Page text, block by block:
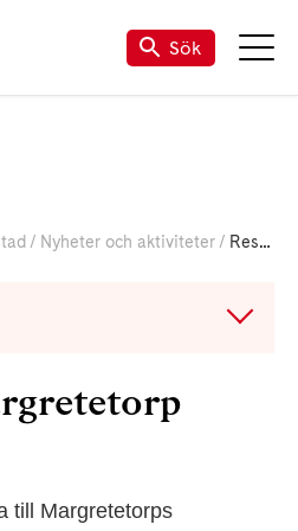
Sök
Nyheter och aktiviteter Resa till Margretetorp
till Margretetorps